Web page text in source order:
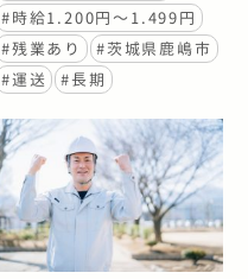
#時給1.200円〜1.499円
#残業あり
#茨城県鹿嶋市
#運送
#長期